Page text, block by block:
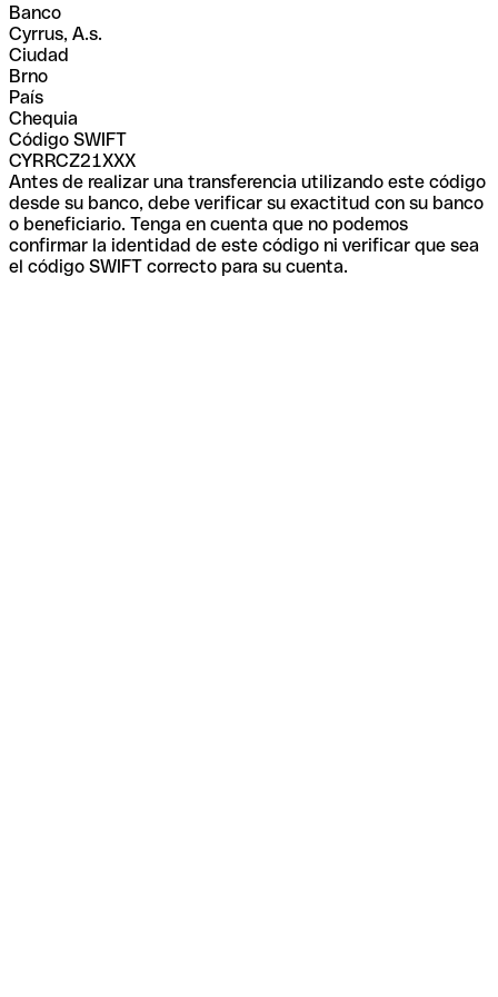
Banco
Cyrrus, A.s.
Ciudad
Brno
País
Chequia
Código SWIFT
CYRRCZ21XXX
Antes de realizar una transferencia utilizando este código
desde su banco, debe verificar su exactitud con su banco
o beneficiario. Tenga en cuenta que no podemos
confirmar la identidad de este código ni verificar que sea
el código SWIFT correcto para su cuenta.